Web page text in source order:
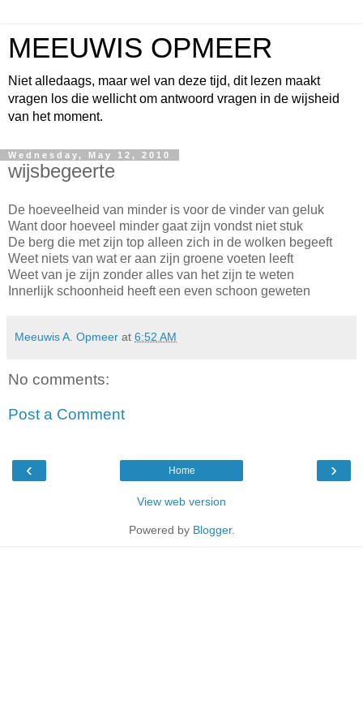
MEEUWIS OPMEER
Niet alledaags, maar wel van deze tijd, dit lezen maakt
vragen los die wellicht om antwoord vragen in de wijsheid
van het moment.
Wednesday, May 12, 2010
wijsbegeerte
De hoeveelheid van minder is voor de vinder van geluk
Want door hoeveel minder gaat zijn vondst niet stuk
De berg die met zijn top alleen zich in de wolken begeeft
Weet niets van wat er aan zijn groene voeten leeft
Weet van je zijn zonder alles van het zijn te weten
Innerlijk schoonheid heeft een even schoon geweten
Meeuwis A. Opmeer at 6:52 AM
No comments:
Post a Comment
‹ ›
Home
View web version
Powered by Blogger.